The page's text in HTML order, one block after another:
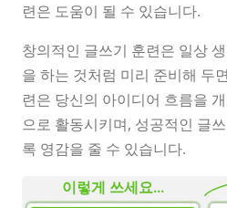
련은 도움이 될 수 있습니다.
창의적인 글쓰기 훈련은 일상
을 하는 것처럼 미리 준비해 두
련은 당신의 아이디어 흐름을
으로 활동시키며, 성공적인 글
록 영감을 줄 수 있습니다.
이렇게 쓰세요...